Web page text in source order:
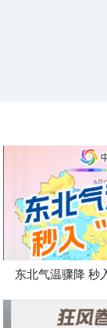
东北气温骤降 秒